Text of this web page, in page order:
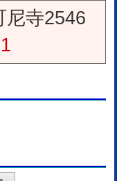
尼寺2546